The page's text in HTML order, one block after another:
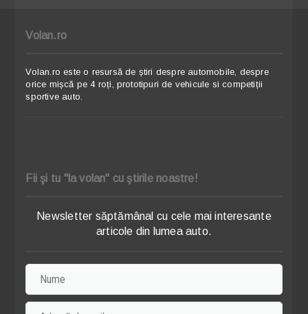
Volan.ro
Volan.ro este o resursă de știri despre automobile, despre
orice mișcă pe 4 roți, prototipuri de vehicule si competiții
sportive auto.
Fii şi tu "la volan" cu ştirile noastre!
Newsletter săptămânal cu cele mai interesante
articole din lumea auto.